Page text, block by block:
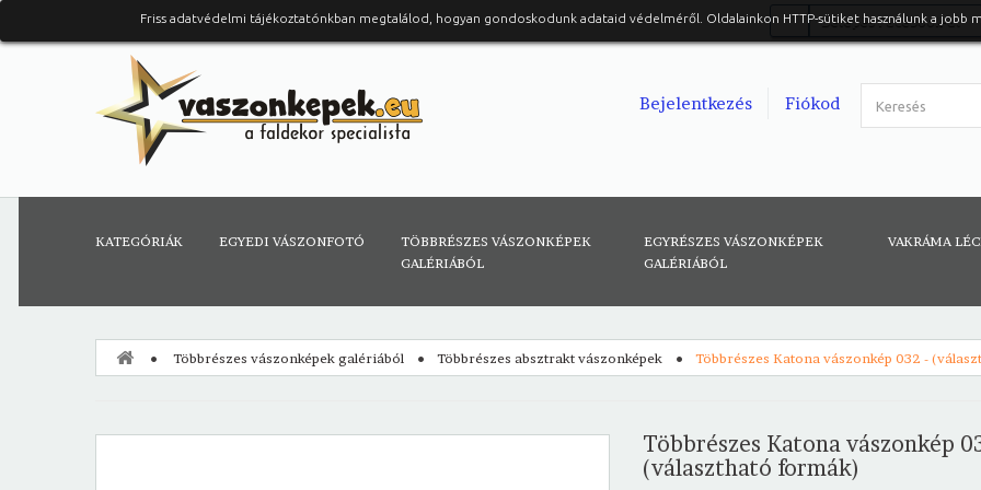
Belépés Facebook-al
Fiókod
Bejelentkezés
KATEGÓRIÁK EGYEDI VÁSZONFOTÓ
TÖBBRÉSZES VÁSZONKÉPEK
GALÉRIÁBÓL
EGYRÉSZES VÁSZONKÉPEK
GALÉRIÁBÓL
VAKRÁMA
Friss adatvédelmi tájékoztatónkban megtalálod, hogyan gondoskodunk adataid védelméről. Oldalainkon HTTP-sütiket használunk a jobb
Többrészes vászonképek galériából Többrészes absztrakt vászonképek Többrészes Katona vászonkép 032 -
Többrészes Katona vászonkép
(választható formák)